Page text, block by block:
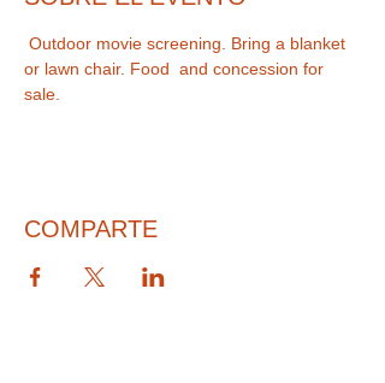
Outdoor movie screening. Bring a blanket
or lawn chair. Food  and concession for
sale.
COMPARTE